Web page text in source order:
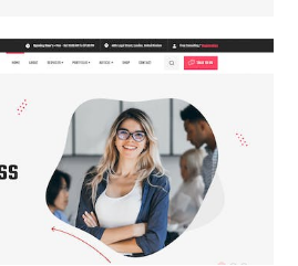
要具备清晰明了的分类结构。用
常是为了获取特定的信息或完成